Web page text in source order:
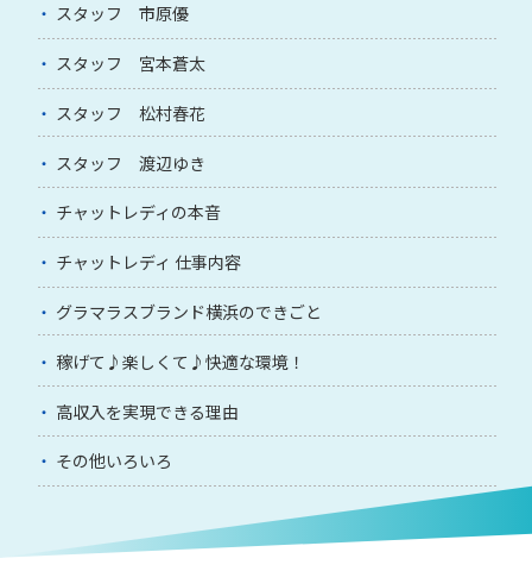
スタッフ 市原優
スタッフ 宮本蒼太
スタッフ 松村春花
スタッフ 渡辺ゆき
チャットレディの本音
チャットレディ 仕事内容
グラマラスブランド横浜のできごと
稼げて♪楽しくて♪快適な環境！
高収入を実現できる理由
その他いろいろ